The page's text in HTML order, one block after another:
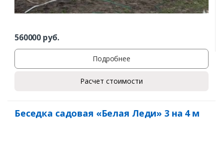
560000 руб.
Подробнее
Расчет стоимости
Беседка садовая «Белая Леди» 3 на 4 м